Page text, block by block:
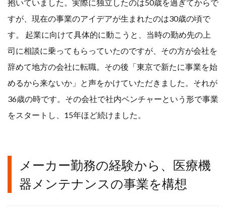
抱いていました。実際に独立したのは50歳を過ぎてからで
すが、現在の事業のアイデアが生まれたのは30歳の頃で
す。 起業に向けて具体的に動こうと、当時の勤め先の上
司に相談に乗ってもらっていたのですが、その方が会社を
辞めて地方の会社に転職。その後「東京で新たに事業を始
めるから来ないか」と声をかけていただきました。それが
36歳の時です。その会社で社内ベンチャーという形で事業
をスタートし、15年ほど続けました。
メーカー勤務の経験から、医療機
器メンテナンスの事業を構想